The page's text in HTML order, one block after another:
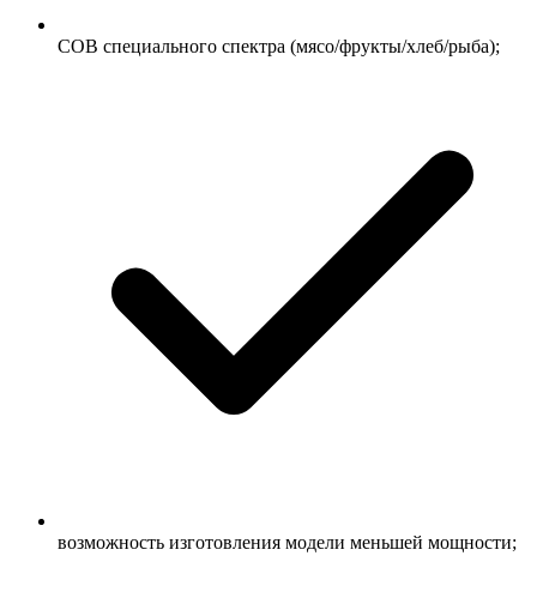
COB специального спектра (мясо/фрукты/хлеб/рыба);
возможность изготовления модели меньшей мощности;